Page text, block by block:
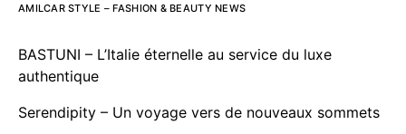
AMILCAR STYLE – FASHION & BEAUTY NEWS
BASTUNI – L’Italie éternelle au service du luxe
authentique
Serendipity – Un voyage vers de nouveaux sommets